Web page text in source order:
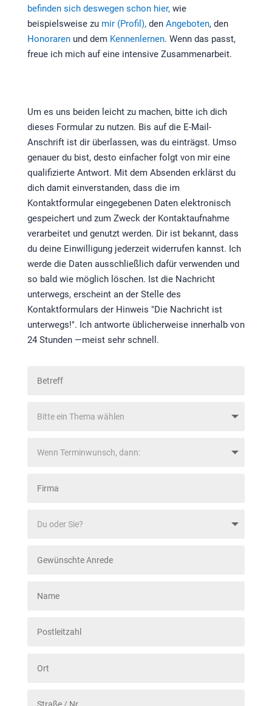
befinden sich deswegen schon hier,wie
beispielsweise zu mir (Profil),den Angeboten, den
Honorarenund dem Kennenlernen. Wenn das passt,
freue ich mich auf eine intensive Zusammenarbeit.
Um es uns beiden leicht zu machen, bitte ich dich
dieses Formular zu nutzen. Bis auf die E-Mail-
Anschrift ist dir überlassen, was du einträgst. Umso
genauer du bist, desto einfacher folgt von mir eine
qualifizierte Antwort. Mit dem Absenden erklärst du
dich damit einverstanden, dass die im
Kontaktformular eingegebenen Daten elektronisch
gespeichert und zum Zweck der Kontaktaufnahme
verarbeitet und genutzt werden. Dir ist bekannt, dass
du deine Einwilligung jederzeit widerrufen kannst. Ich
werde die Daten ausschließlich dafür verwenden und
so bald wie möglich löschen. Ist die Nachricht
unterwegs, erscheint an der Stelle des
Kontaktformulars der Hinweis "Die Nachricht ist
unterwegs!". Ich antworte üblicherweise innerhalb von
24 Stunden —meist sehr schnell.